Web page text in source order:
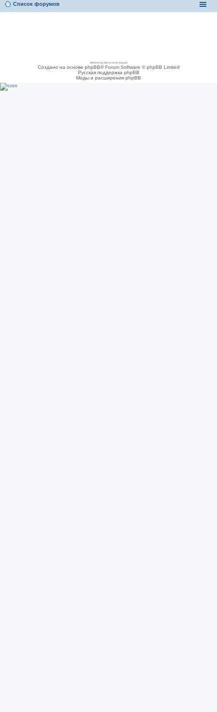
Список форумов
Adsense by Microcosmo Acquari
Создано на основе phpBB® Forum Software © phpBB Limited
Русская поддержка phpBB
Моды и расширения phpBB